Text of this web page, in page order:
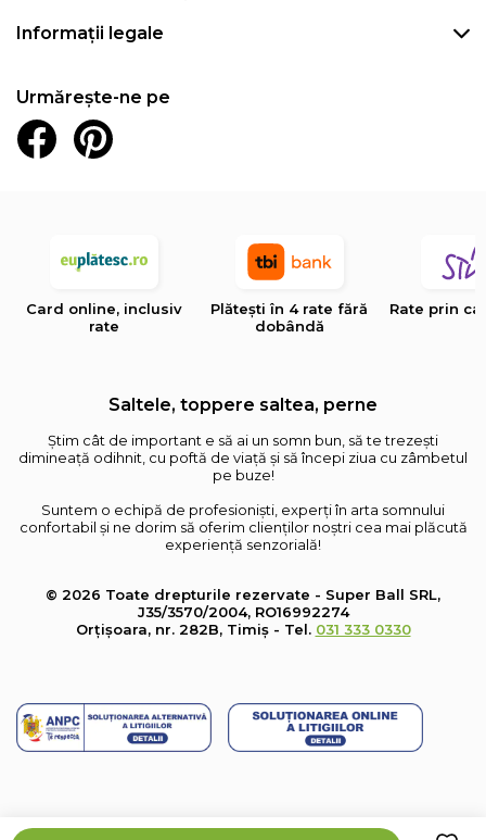
Informații legale
Urmărește-ne pe
Card online, inclusiv
rate
Plătești în 4 rate fără
dobândă
Rate prin
Saltele, toppere saltea, perne
Știm cât de important e să ai un somn bun, să te trezești
dimineață odihnit, cu poftă de viață și să începi ziua cu zâmbetul
pe buze!
Suntem o echipă de profesioniști, experți în arta somnului
confortabil și ne dorim să oferim clienților noștri cea mai plăcută
experiență senzorială!
© 2026 Toate drepturile rezervate - Super Ball SRL,
J35/3570/2004, RO16992274
Orțișoara, nr. 282B, Timiș - Tel. 031 333 0330